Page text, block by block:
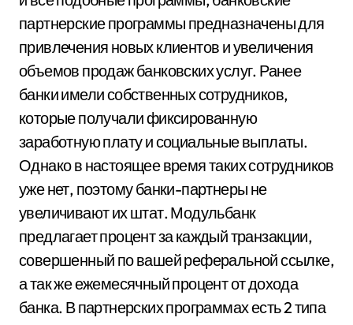
партнерские программы предназначены для
привлечения новых клиентов и увеличения
объемов продаж банковских услуг. Ранее
банки имели собственных сотрудников,
которые получали фиксированную
заработную плату и социальные выплаты.
Однако в настоящее время таких сотрудников
уже нет, поэтому банки-партнеры не
увеличивают их штат. Модульбанк
предлагает процент за каждый транзакции,
совершенный по вашей реферальной ссылке,
а так же ежемесячный процент от дохода
банка. В партнерских программах есть 2 типа